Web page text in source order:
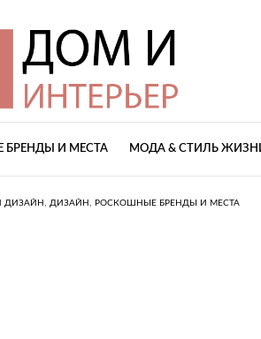
И МЕСТА МОДА & СТИЛЬ
ДИЗАЙН , ДИЗАЙН , РОСКОШНЫЕ БРЕНДЫ И МЕСТА